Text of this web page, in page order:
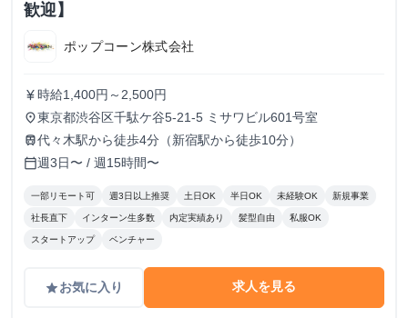
歓迎】
ポップコーン株式会社
currency_yen 時給1,400円～2,500円
place東京都渋谷区千駄ケ谷5-21-5 ミサワビル601号室
train代々木駅から徒歩4分（新宿駅から徒歩10分）
calendar_today週3日〜 / 週15時間〜
一部リモート可 週3日以上推奨 土日OK 半日OK 未経験OK 新規事業
社長直下 インターン生多数 内定実績あり 髪型自由 私服OK
スタートアップ ベンチャー
gradeお気に入り 求人を見る